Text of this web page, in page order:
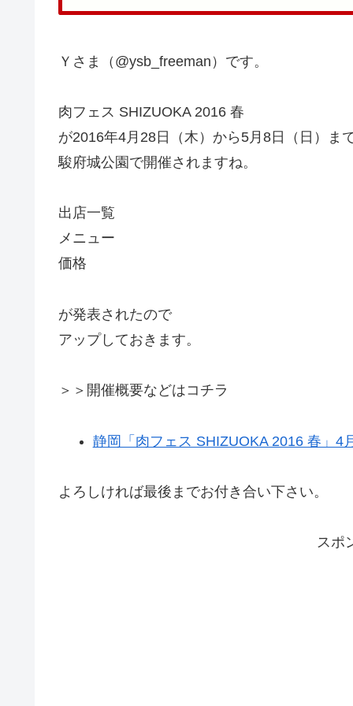
Ｙさま（@ysb_freeman）です。
肉フェス SHIZUOKA 2016 春
が2016年4月28日（木）から5月8日（日）ま
駿府城公園で開催されますね。
出店一覧
メニュー
価格
が発表されたので
アップしておきます。
＞＞開催概要などはコチラ
静岡「肉フェス SHIZUOKA 2016 春」4
よろしければ最後までお付き合い下さい。
スポ